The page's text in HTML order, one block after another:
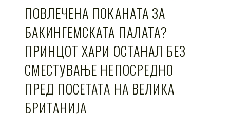
ПОВЛЕЧЕНА ПОКАНАТА ЗА
БАКИНГЕМСКАТА ПАЛАТА?
ПРИНЦОТ ХАРИ ОСТАНАЛ БЕЗ
СМЕСТУВАЊЕ НЕПОСРЕДНО
ПРЕД ПОСЕТАТА НА ВЕЛИКА
БРИТАНИЈА